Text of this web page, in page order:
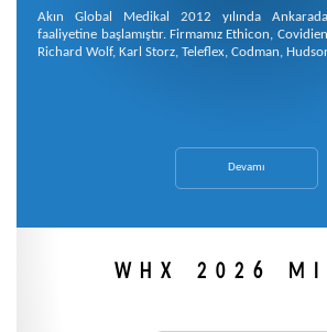
Akın Global Medikal 2012 yılında
faaliyetine başlamıştır. Firmamız Ethicon,
Richard Wolf, Karl Storz, Teleflex, Codman,
Devamı
WHX 2026